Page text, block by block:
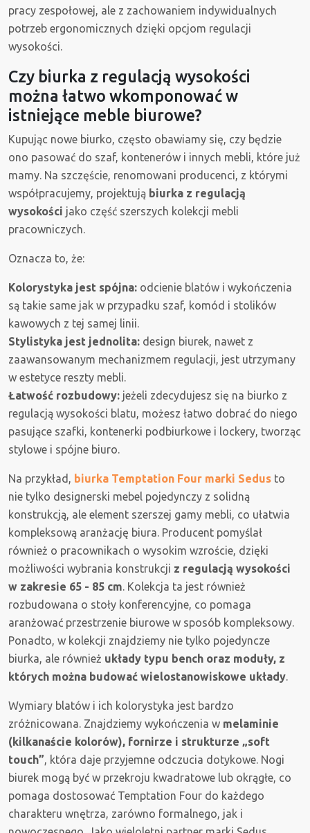
pracy zespołowej, ale z zachowaniem indywidualnych
potrzeb ergonomicznych dzięki opcjom regulacji
wysokości.
Czy biurka z regulacją wysokości
można łatwo wkomponować w
istniejące meble biurowe?
Kupując nowe biurko, często obawiamy się, czy będzie
ono pasować do szaf, kontenerów i innych mebli, które już
mamy. Na szczęście, renomowani producenci, z którymi
współpracujemy, projektują biurka z regulacją
wysokości jako część szerszych kolekcji mebli
pracowniczych.
Oznacza to, że:
Kolorystyka jest spójna: odcienie blatów i wykończenia
są takie same jak w przypadku szaf, komód i stolików
kawowych z tej samej linii.
Stylistyka jest jednolita: design biurek, nawet z
zaawansowanym mechanizmem regulacji, jest utrzymany
w estetyce reszty mebli.
Łatwość rozbudowy: jeżeli zdecydujesz się na biurko z
regulacją wysokości blatu, możesz łatwo dobrać do niego
pasujące szafki, kontenerki podbiurkowe i lockery, tworząc
stylowe i spójne biuro.
Na przykład, biurka Temptation Four marki Sedus to
nie tylko designerski mebel pojedynczy z solidną
konstrukcją, ale element szerszej gamy mebli, co ułatwia
kompleksową aranżację biura. Producent pomyślał
również o pracownikach o wysokim wzroście, dzięki
możliwości wybrania konstrukcji z regulacją wysokości
w zakresie 65 - 85 cm. Kolekcja ta jest również
rozbudowana o stoły konferencyjne, co pomaga
aranżować przestrzenie biurowe w sposób kompleksowy.
Ponadto, w kolekcji znajdziemy nie tylko pojedyncze
biurka, ale również układy typu bench oraz moduły, z
których można budować wielostanowiskowe układy.
Wymiary blatów i ich kolorystyka jest bardzo
zróżnicowana. Znajdziemy wykończenia w melaminie
(kilkanaście kolorów), fornirze i strukturze „soft
touch”, która daje przyjemne odczucia dotykowe. Nogi
biurek mogą być w przekroju kwadratowe lub okrągłe, co
pomaga dostosować Temptation Four do każdego
charakteru wnętrza, zarówno formalnego, jak i